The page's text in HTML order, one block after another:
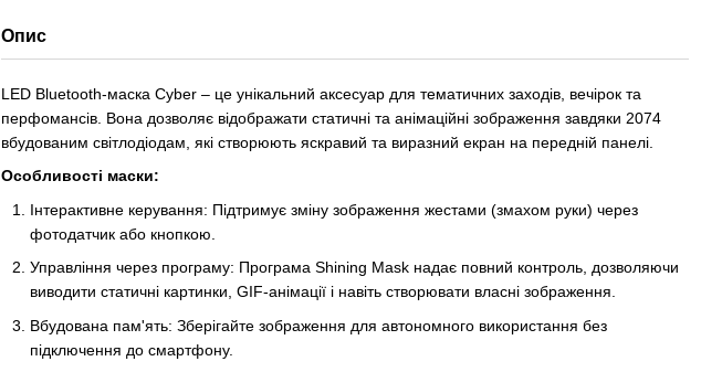
Опис
LED Bluetooth-маска Cyber ​​– це унікальний аксесуар для тематичних заходів, вечірок та
перфомансів. Вона дозволяє відображати статичні та анімаційні зображення завдяки 2074
вбудованим світлодіодам, які створюють яскравий та виразний екран на передній панелі.
Особливості маски:
Інтерактивне керування: Підтримує зміну зображення жестами (змахом руки) через
фотодатчик або кнопкою.
Управління через програму: Програма Shining Mask надає повний контроль, дозволяючи
виводити статичні картинки, GIF-анімації і навіть створювати власні зображення.
Вбудована пам'ять: Зберігайте зображення для автономного використання без
підключення до смартфону.